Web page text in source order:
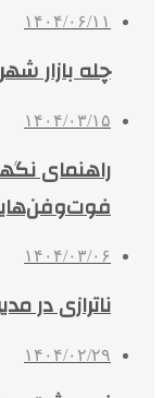
۱۴۰۴/۰۶/۱۱
چله بازار شهرداری
۱۴۰۴/۰۳/۱۵
راهنمای
۱۴۰۴/۰۳/۰۶
ناترازی در
۱۴۰۴/۰۲/۲۹